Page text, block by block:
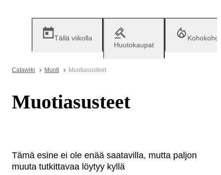
Tällä viikolla
Huutokaupat
Catawiki Muoti Muotiasusteet
Muotiasusteet
Tämä esine ei ole enää saatavilla, mutta paljon
muuta tutkittavaa löytyy kyllä